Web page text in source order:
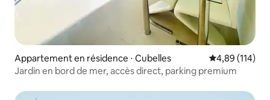
Appartement en résidence ⋅ Cubelles Évaluation
4,89 (114)
Jardin en bord de mer, accès direct, parking premium